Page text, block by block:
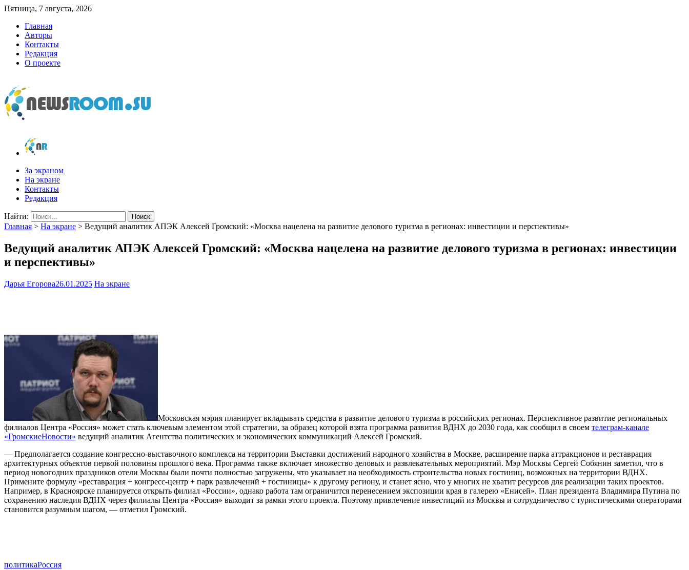
Пятница, 7 августа, 2026
Главная
Авторы
Контакты
Редакция
О проекте
newsroom.su
Новости о новостях
За экраном
На экране
Контакты
Редакция
Найти:
Главная > На экране > Ведущий аналитик АПЭК Алексей Громский: «Москва нацелена на развитие делового туризма в регионах: инвестиции и перспективы»
Ведущий аналитик АПЭК Алексей Громский: «Москва нацелена на развитие делового туризма в регионах: инвестиции
и перспективы»
Дарья Егорова26.01.2025 На экране
Московская мэрия планирует вкладывать средства в развитие делового туризма в российских регионах. Перспективное развитие региональных
филиалов Центра «Россия» может стать ключевым элементом этой стратегии, за образец которой взята программа развития ВДНХ до 2030 года, как сообщил в своем телеграм-канале
«ГромскиеНовости» ведущий аналитик Агентства политических и экономических коммуникаций Алексей Громский.
— Предполагается создание конгрессно-выставочного комплекса на территории Выставки достижений народного хозяйства в Москве, расширение парка аттракционов и реставрация
архитектурных объектов первой половины прошлого века. Программа также включает множество деловых и развлекательных мероприятий. Мэр Москвы Сергей Собянин заметил, что в
период новогодних праздников отели Москвы были почти полностью загружены, что указывает на необходимость строительства новых гостиниц, возможных на территории ВДНХ.
Примените формулу «реставрация + конгресс-центр + парк развлечений + гостиницы» к другому региону, и станет ясно, что у многих не хватит ресурсов для реализации таких проектов.
Например, в Красноярске планируется открыть филиал «России», однако работа там ограничится перенесением экспозиции края в галерею «Енисей». План президента Владимира Путина по
сохранению наследия ВДНХ через филиалы Центра «Россия» выходит за рамки этого проекта. Поэтому привлечение инвестиций из Москвы и сотрудничество с туристическими операторами
становится разумным шагом, — отметил Громский.
политикаРоссия